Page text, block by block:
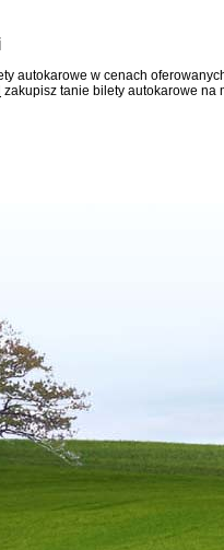
autokarowe w cenach
zakupisz tanie bilety autokarowe na